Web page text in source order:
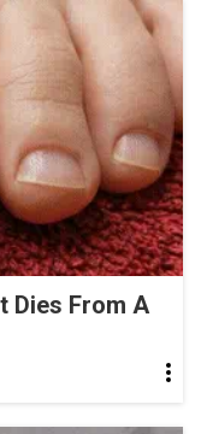
Dies From A